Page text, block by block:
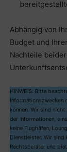
Abhängig von
Budget und
Nachteile
HINWEIS: Bitte
Informationszwecken
können. Wir sind
der Informationen,
keine Flughäfen,
Dienstleister. Wir sind
Rechtsberater und